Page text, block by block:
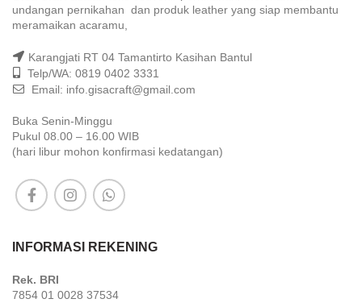
undangan pernikahan dan produk leather yang siap membantu
meramaikan acaramu,
Karangjati RT 04 Tamantirto Kasihan Bantul
Telp/WA: 0819 0402 3331
Email: info.gisacraft@gmail.com
Buka Senin-Minggu
Pukul 08.00 – 16.00 WIB
(hari libur mohon konfirmasi kedatangan)
INFORMASI REKENING
Rek. BRI
7854 01 0028 37534